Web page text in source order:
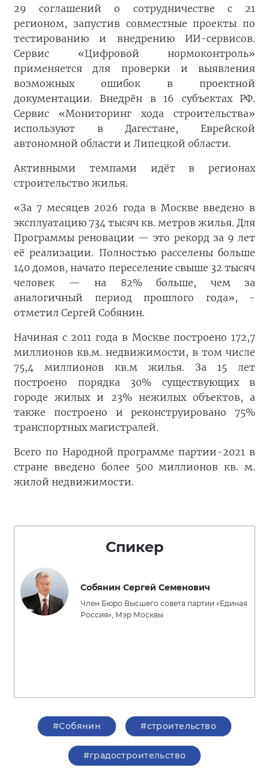
29 соглашений о сотрудничестве с 21
регионом, запустив совместные проекты по
тестированию и внедрению ИИ-сервисов.
Сервис «Цифровой нормоконтроль»
применяется для проверки и выявления
возможных ошибок в проектной
документации. Внедрён в 16 субъектах РФ.
Сервис «Мониторинг хода строительства»
используют в Дагестане, Еврейской
автономной области и Липецкой области.
Активными темпами идёт в регионах
строительство жилья.
«За 7 месяцев 2026 года в Москве введено в
эксплуатацию 734 тысяч кв. метров жилья. Для
Программы реновации — это рекорд за 9 лет
её реализации. Полностью расселены больше
140 домов, начато переселение свыше 32 тысяч
человек — на 82% больше, чем за
аналогичный период прошлого года», -
отметил Сергей Собянин.
Начиная с 2011 года в Москве построено 172,7
миллионов кв.м. недвижимости, в том числе
75,4 миллионов кв.м жилья. За 15 лет
построено порядка 30% существующих в
городе жилых и 23% нежилых объектов, а
также построено и реконструировано 75%
транспортных магистралей.
Всего по Народной программе партии-2021 в
стране введено более 500 миллионов кв. м.
жилой недвижимости.
Спикер
Собянин Сергей Семенович
Член Бюро Высшего совета партии «Единая
Россия», Мэр Москвы
#Собянин #строительство
#градостроительство